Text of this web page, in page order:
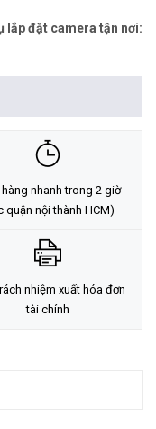
lắp đặt camera tận nơi:
hàng nhanh trong 2 giờ
quận nội thành HCM)
nhiệm xuất hóa đơn
tài chính